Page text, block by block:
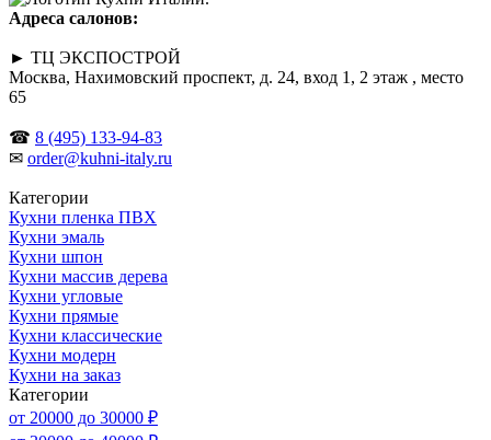
Адреса салонов:
► ТЦ ЭКСПОСТРОЙ
Москва, Нахимовский проспект, д. 24, вход 1, 2 этаж , место
65
☎ 8 (495) 133-94-83
✉ order@kuhni-italy.ru
Категории
Кухни пленка ПВХ
Кухни эмаль
Кухни шпон
Кухни массив дерева
Кухни угловые
Кухни прямые
Кухни классические
Кухни модерн
Кухни на заказ
Категории
от 20000 до 30000 ₽